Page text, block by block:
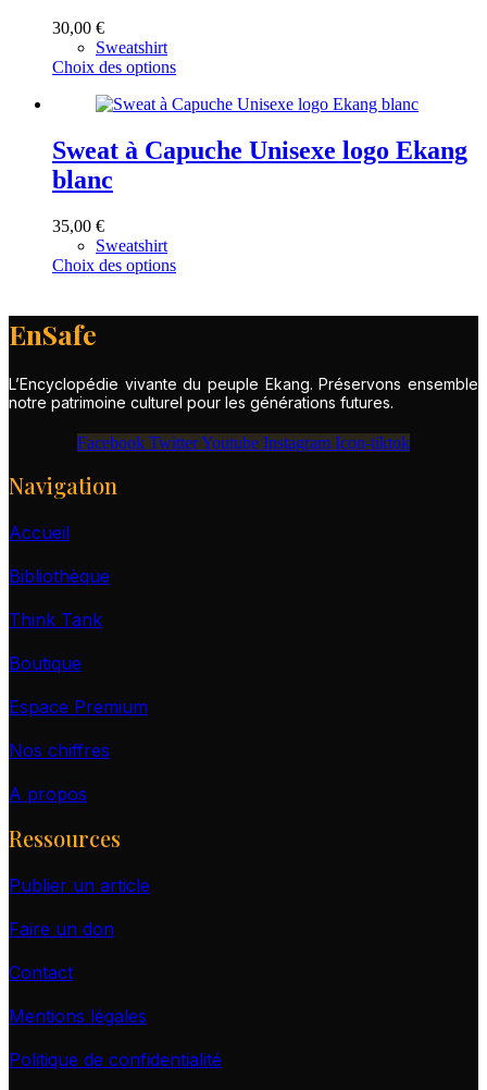
sur
page
produit
30,00 €
Sweatshirt
Choix des optionsCe
a
variations.
Les
sur
du
Sweat à Capuche Unisexe logo Ekang
blanc
35,00 €
Sweatshirt
Choix des optionsCe
options
peuvent
choisies
EnSafe
L’Encyclopédie vivante du peuple Ekang. Préservons ensemble
notre patrimoine culturel pour les générations futures.
Facebook TwitterYoutube Instagram Icon-tiktok
Navigation
Accueil
Bibliothèque
Think Tank
Boutique
Espace Premium
Nos chiffres
A propos
Ressources
Publier un article
Faire un don
Contact
Mentions légales
Politique de confidentialité